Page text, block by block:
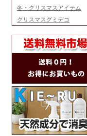
冬・クリスマスアイテム
クリスマスグミデコ